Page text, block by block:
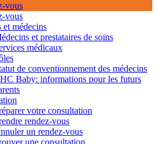
vous
vous
et médecins
et prestataires de soins
médicaux
de conventionnement des médecins
Baby: informations pour les futurs
votre consultation
rendez-vous
un rendez-vous